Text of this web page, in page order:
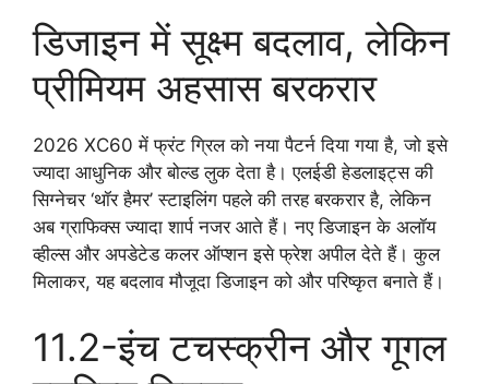
डिजाइन में सूक्ष्म बदलाव, लेकिन
प्रीमियम अहसास बरकरार
2026 XC60 में फ्रंट ग्रिल को नया पैटर्न दिया गया है, जो इसे
ज्यादा आधुनिक और बोल्ड लुक देता है। एलईडी हेडलाइट्स की
सिग्नेचर ‘थॉर हैमर’ स्टाइलिंग पहले की तरह बरकरार है, लेकिन
अब ग्राफिक्स ज्यादा शार्प नजर आते हैं। नए डिजाइन के अलॉय
व्हील्स और अपडेटेड कलर ऑप्शन इसे फ्रेश अपील देते हैं। कुल
मिलाकर, यह बदलाव मौजूदा डिजाइन को और परिष्कृत बनाते हैं।
11.2-इंच टचस्क्रीन और गूगल